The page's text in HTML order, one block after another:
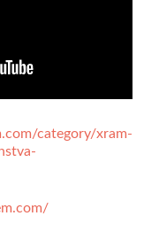
category/xram-